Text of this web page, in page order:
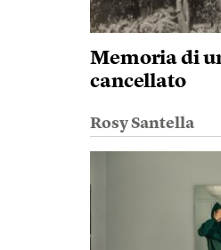
Memoria di
cancellato
Rosy Santella